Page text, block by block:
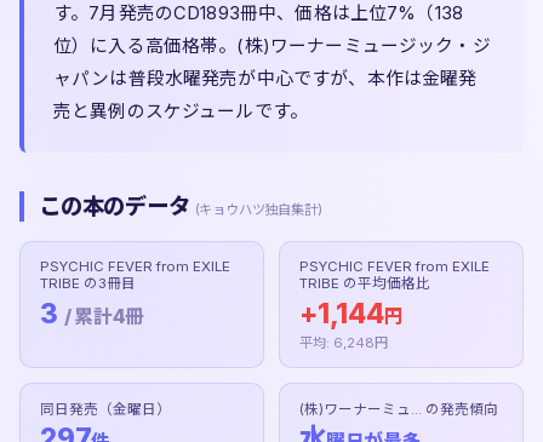
す。7月発売のCD1893冊中、価格は上位7%（138
位）に入る高価格帯。(株)ワーナーミュージック・ジ
ャパンは普段水曜発売が中心ですが、本作は金曜発
売と異例のスケジュールです。
この本のデータ (キョウハツ独自集計)
PSYCHIC FEVER from EXILE
TRIBE の3冊目
3 / 累計4冊
PSYCHIC FEVER from EXILE
TRIBE の平均価格比
+1,144円
平均: 6,248円
同日発売（金曜日） (株)ワーナーミュ... の発売傾向